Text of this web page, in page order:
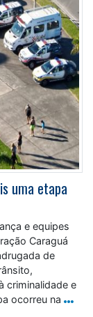
uma etapa
e equipes
Caraguá
de
criminalidade e
ocorreu na